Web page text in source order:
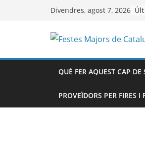
Divendres, agost 7, 2026
QUÈ FER AQUEST CAP DE
PROVEÏDORS PER FIRES I